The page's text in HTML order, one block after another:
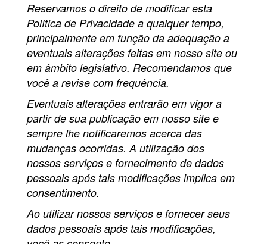
Reservamos o direito de modificar esta
Política de Privacidade a qualquer tempo,
principalmente em função da adequação a
eventuais alterações feitas em nosso site ou
em âmbito legislativo. Recomendamos que
você a revise com frequência.
Eventuais alterações entrarão em vigor a
partir de sua publicação em nosso site e
sempre lhe notificaremos acerca das
mudanças ocorridas. A utilização dos
nossos serviços e fornecimento de dados
pessoais após tais modificações implica em
consentimento.
Ao utilizar nossos serviços e fornecer seus
dados pessoais após tais modificações,